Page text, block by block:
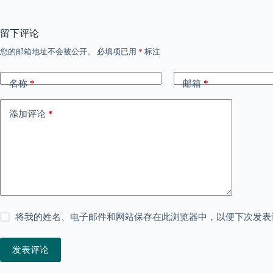
留下评论
您的邮箱地址不会被公开。 必填项已用 * 标注
名称* 邮箱*
添加评论 *
将我的姓名、电子邮件和网站保存在此浏览器中，以便下次发表
发表评论